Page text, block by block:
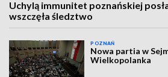
Uchylą immunitet poznańskiej
wszczęła śledztwo
POZNAŃ
Nowa partia w
Wielkopolanka